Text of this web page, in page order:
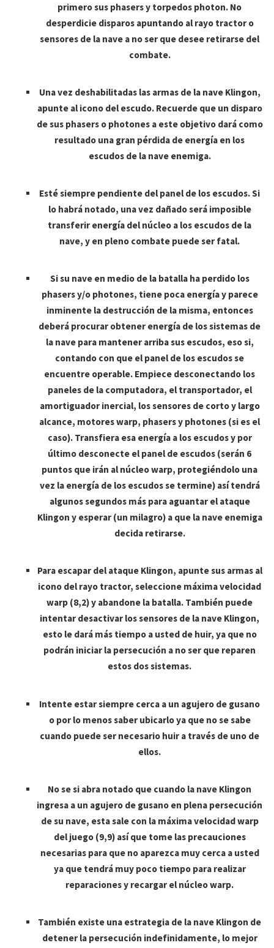
primero sus phasers y torpedos photon. No
desperdicie disparos apuntando al rayo tractor o
sensores de la nave a no ser que desee retirarse del
combate.
Una vez deshabilitadas las armas de la nave Klingon,
apunte al icono del escudo. Recuerde que un disparo
de sus phasers o photones a este objetivo dará como
resultado una gran pérdida de energía en los
escudos de la nave enemiga.
Esté siempre pendiente del panel de los escudos. Si
lo habrá notado, una vez dañado será imposible
transferir energía del núcleo a los escudos de la
nave, y en pleno combate puede ser fatal.
Si su nave en medio de la batalla ha perdido los
phasers y/o photones, tiene poca energía y parece
inminente la destrucción de la misma, entonces
deberá procurar obtener energía de los sistemas de
la nave para mantener arriba sus escudos, eso si,
contando con que el panel de los escudos se
encuentre operable. Empiece desconectando los
paneles de la computadora, el transportador, el
amortiguador inercial, los sensores de corto y largo
alcance, motores warp, phasers y photones (si es el
caso). Transfiera esa energía a los escudos y por
último desconecte el panel de escudos (serán 6
puntos que irán al núcleo warp, protegiéndolo una
vez la energía de los escudos se termine) así tendrá
algunos segundos más para aguantar el ataque
Klingon y esperar (un milagro) a que la nave enemiga
decida retirarse.
Para escapar del ataque Klingon, apunte sus armas al
icono del rayo tractor, seleccione máxima velocidad
warp (8,2) y abandone la batalla. También puede
intentar desactivar los sensores de la nave Klingon,
esto le dará más tiempo a usted de huir, ya que no
podrán iniciar la persecución a no ser que reparen
estos dos sistemas.
Intente estar siempre cerca a un agujero de gusano
o por lo menos saber ubicarlo ya que no se sabe
cuando puede ser necesario huir a través de uno de
ellos.
No se si abra notado que cuando la nave Klingon
ingresa a un agujero de gusano en plena persecución
de su nave, esta sale con la máxima velocidad warp
del juego (9,9) así que tome las precauciones
necesarias para que no aparezca muy cerca a usted
ya que tendrá muy poco tiempo para realizar
reparaciones y recargar el núcleo warp.
También existe una estrategia de la nave Klingon de
detener la persecución indefinidamente, lo mejor